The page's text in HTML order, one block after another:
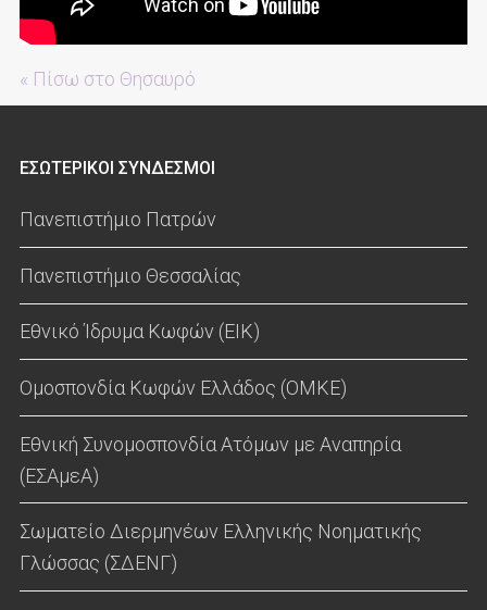
« Πίσω στο Θησαυρό
ΕΣΩΤΕΡΙΚΟΙ ΣΥΝΔΕΣΜΟΙ
Πανεπιστήμιο Πατρών
Πανεπιστήμιο Θεσσαλίας
Εθνικό Ίδρυμα Κωφών (ΕΙΚ)
Ομοσπονδία Κωφών Ελλάδος (ΟΜΚΕ)
Εθνική Συνομοσπονδία Ατόμων με Αναπηρία
(ΕΣΑμεΑ)
Σωματείο Διερμηνέων Ελληνικής Νοηματικής
Γλώσσας (ΣΔΕΝΓ)